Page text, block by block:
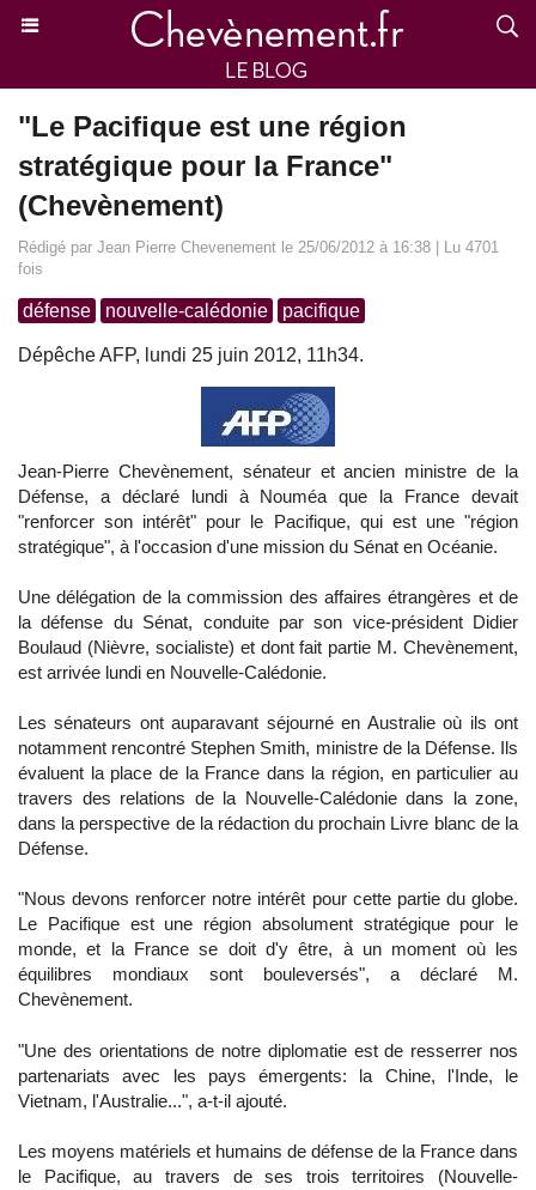
"Le Pacifique est une région
stratégique pour la France"
(Chevènement)
Rédigé par Jean Pierre Chevenement le 25/06/2012 à 16:38 | Lu 4701
fois
défense nouvelle-calédonie pacifique
Dépêche AFP, lundi 25 juin 2012, 11h34.
Jean-Pierre Chevènement, sénateur et ancien ministre de la
Défense, a déclaré lundi à Nouméa que la France devait
"renforcer son intérêt" pour le Pacifique, qui est une "région
stratégique", à l'occasion d'une mission du Sénat en Océanie.
Une délégation de la commission des affaires étrangères et de
la défense du Sénat, conduite par son vice-président Didier
Boulaud (Nièvre, socialiste) et dont fait partie M. Chevènement,
est arrivée lundi en Nouvelle-Calédonie.
Les sénateurs ont auparavant séjourné en Australie où ils ont
notamment rencontré Stephen Smith, ministre de la Défense. Ils
évaluent la place de la France dans la région, en particulier au
travers des relations de la Nouvelle-Calédonie dans la zone,
dans la perspective de la rédaction du prochain Livre blanc de la
Défense.
"Nous devons renforcer notre intérêt pour cette partie du globe.
Le Pacifique est une région absolument stratégique pour le
monde, et la France se doit d'y être, à un moment où les
équilibres mondiaux sont bouleversés", a déclaré M.
Chevènement.
"Une des orientations de notre diplomatie est de resserrer nos
partenariats avec les pays émergents: la Chine, l'Inde, le
Vietnam, l'Australie...", a-t-il ajouté.
Les moyens matériels et humains de défense de la France dans
le Pacifique, au travers de ses trois territoires (Nouvelle-